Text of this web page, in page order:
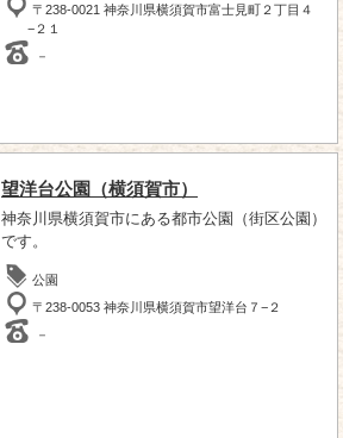
〒238-0021 神奈川県横須賀市富士見町２丁目４
−２１
－
望洋台公園（横須賀市）
神奈川県横須賀市にある都市公園（街区公園）
です。
公園
〒238-0053 神奈川県横須賀市望洋台７−２
－